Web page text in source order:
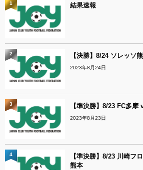
結果速報
1
【決勝】8/24 ソレッソ
2023年8月24日
2
【準決勝】8/23 FC多
2023年8月23日
3
【準決勝】8/23 川崎フ
熊本
4